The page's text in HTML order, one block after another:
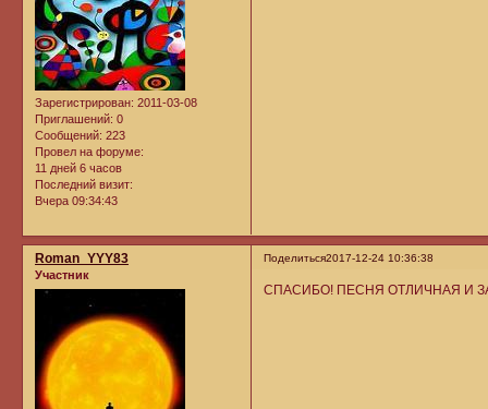
Зарегистрирован: 2011-03-08
Приглашений: 0
Сообщений: 223
Провел на форуме:
11 дней 6 часов
Последний визит:
Вчера 09:34:43
Поделиться2017-12-24 10:36:38
Roman_YYY83
Участник
СПАСИБО! ПЕСНЯ ОТЛИЧНАЯ И